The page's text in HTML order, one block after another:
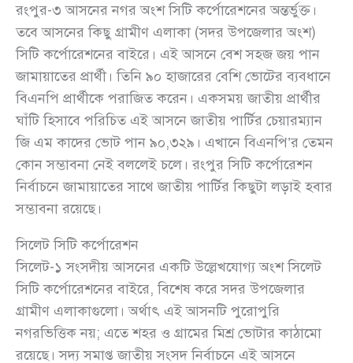
রংপুর-৩ আসনের নগর অংশ সিটি কর্পোরেশনের অন্তর্ভুক্ত।
তবে আসনের কিছু গ্রামীণ এলাকা (সদর উপজেলার অংশ)
সিটি কর্পোরেশনের বাইরে। এই আসনে বেশ সহজ জয় পান
জামায়াতের প্রার্থী। তিনি ৯০ হাজারের বেশি ভোটের ব্যবধানে
বিএনপি প্রার্থীকে পরাজিত করেন। একসময় জাতীয় প্রার্থীর
ঘাঁটি হিসাবে পরিচিত এই আসনে জাতীয় পার্টির চেয়ারম্যান
জি এম কাদের ভোট পান ৯০,৩২৯। এখানে বিএনপি’র তেমন
কোন সম্ভাবনা নেই বললেই চলে। রংপুর সিটি কর্পোরেশন
নির্বাচনে জামায়াতের সাথে জাতীয় পার্টির কিছুটা লড়াই হবার
সম্ভাবনা রয়েছে।
সিলেট সিটি কর্পোরেশন
সিলেট-১ সংসদীয় আসনের একটি উল্লেখযোগ্য অংশ সিলেট
সিটি কর্পোরেশনের বাইরে, বিশেষ করে সদর উপজেলার
গ্রামীণ এলাকাগুলো। অর্থাৎ এই আসনটি পুরোপুরি
নগরভিত্তিক নয়; এতে শহর ও গ্রামের মিশ্র ভোটার কাঠামো
রয়েছে। সদ্য সমাপ্ত জাতীয় সংসদ নির্বাচনে এই আসনে